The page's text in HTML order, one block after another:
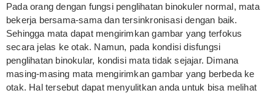
Pada orang dengan fungsi penglihatan binokuler normal, mata
bekerja bersama-sama dan tersinkronisasi dengan baik.
Sehingga mata dapat mengirimkan gambar yang terfokus
secara jelas ke otak. Namun, pada kondisi disfungsi
penglihatan binokular, kondisi mata tidak sejajar. Dimana
masing-masing mata mengirimkan gambar yang berbeda ke
otak. Hal tersebut dapat menyulitkan anda untuk bisa melihat